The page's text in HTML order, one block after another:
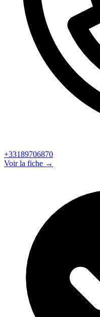
+33189706870
Voir la fiche →